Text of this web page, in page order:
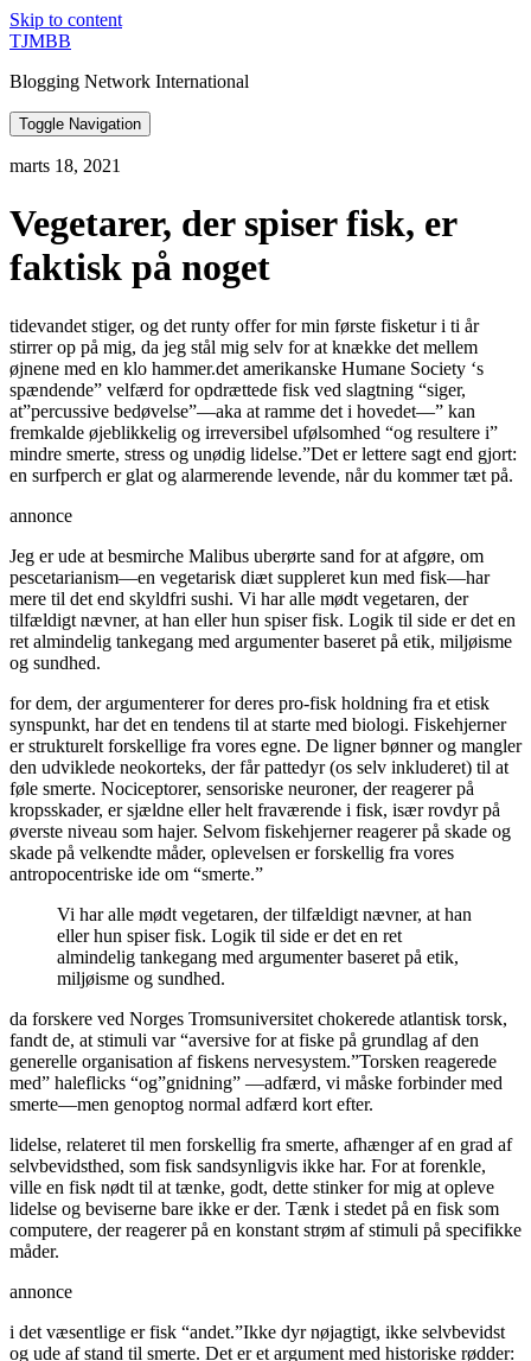
Skip to content
TJMBB
Blogging Network International
Toggle Navigation
marts 18, 2021
Vegetarer, der spiser fisk, er
faktisk på noget
tidevandet stiger, og det runty offer for min første fisketur i ti år
stirrer op på mig, da jeg stål mig selv for at knække det mellem
øjnene med en klo hammer.det amerikanske Humane Society ‘s
spændende” velfærd for opdrættede fisk ved slagtning “siger,
at”percussive bedøvelse”—aka at ramme det i hovedet—” kan
fremkalde øjeblikkelig og irreversibel ufølsomhed “og resultere i”
mindre smerte, stress og unødig lidelse.”Det er lettere sagt end gjort:
en surfperch er glat og alarmerende levende, når du kommer tæt på.
annonce
Jeg er ude at besmirche Malibus uberørte sand for at afgøre, om
pescetarianism—en vegetarisk diæt suppleret kun med fisk—har
mere til det end skyldfri sushi. Vi har alle mødt vegetaren, der
tilfældigt nævner, at han eller hun spiser fisk. Logik til side er det en
ret almindelig tankegang med argumenter baseret på etik, miljøisme
og sundhed.
for dem, der argumenterer for deres pro-fisk holdning fra et etisk
synspunkt, har det en tendens til at starte med biologi. Fiskehjerner
er strukturelt forskellige fra vores egne. De ligner bønner og mangler
den udviklede neokorteks, der får pattedyr (os selv inkluderet) til at
føle smerte. Nociceptorer, sensoriske neuroner, der reagerer på
kropsskader, er sjældne eller helt fraværende i fisk, især rovdyr på
øverste niveau som hajer. Selvom fiskehjerner reagerer på skade og
skade på velkendte måder, oplevelsen er forskellig fra vores
antropocentriske ide om “smerte.”
Vi har alle mødt vegetaren, der tilfældigt nævner, at han
eller hun spiser fisk. Logik til side er det en ret
almindelig tankegang med argumenter baseret på etik,
miljøisme og sundhed.
da forskere ved Norges Tromsuniversitet chokerede atlantisk torsk,
fandt de, at stimuli var “aversive for at fiske på grundlag af den
generelle organisation af fiskens nervesystem.”Torsken reagerede
med” haleflicks “og”gnidning” —adfærd, vi måske forbinder med
smerte—men genoptog normal adfærd kort efter.
lidelse, relateret til men forskellig fra smerte, afhænger af en grad af
selvbevidsthed, som fisk sandsynligvis ikke har. For at forenkle,
ville en fisk nødt til at tænke, godt, dette stinker for mig at opleve
lidelse og beviserne bare ikke er der. Tænk i stedet på en fisk som
computere, der reagerer på en konstant strøm af stimuli på specifikke
måder.
annonce
i det væsentlige er fisk “andet.”Ikke dyr nøjagtigt, ikke selvbevidst
og ude af stand til smerte. Det er et argument med historiske rødder: